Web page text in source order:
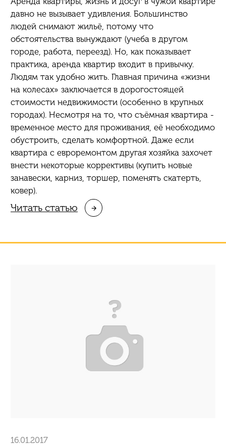
давно не вызывает удивления. Большинство
людей снимают жильё, потому что
обстоятельства вынуждают (учеба в другом
городе, работа, переезд). Но, как показывает
практика, аренда квартир входит в привычку.
Людям так удобно жить. Главная причина «жизни
на колесах» заключается в дорогостоящей
стоимости недвижимости (особенно в крупных
городах). Несмотря на то, что съёмная квартира -
временное место для проживания, её необходимо
обустроить, сделать комфортной. Даже если
квартира с евроремонтом другая хозяйка захочет
внести некоторые коррективы (купить новые
занавески, карниз, торшер, поменять скатерть,
ковер).
Читать статью
16.01.2017